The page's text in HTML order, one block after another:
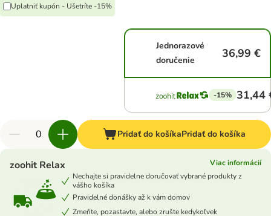
Uplatniť kupón - Ušetríte -15%
Jednorazové
doručenie
36,99 €
-15% 31,44
Pridať do košíkaPridať do košíka
zoohit Relax
Viac informácií
Nechajte si pravidelne doručovať vybrané produkty z
vášho košíka
Pravidelné donášky až k vám domov
Zmeňte, pozastavte, alebo zrušte kedykoľvek